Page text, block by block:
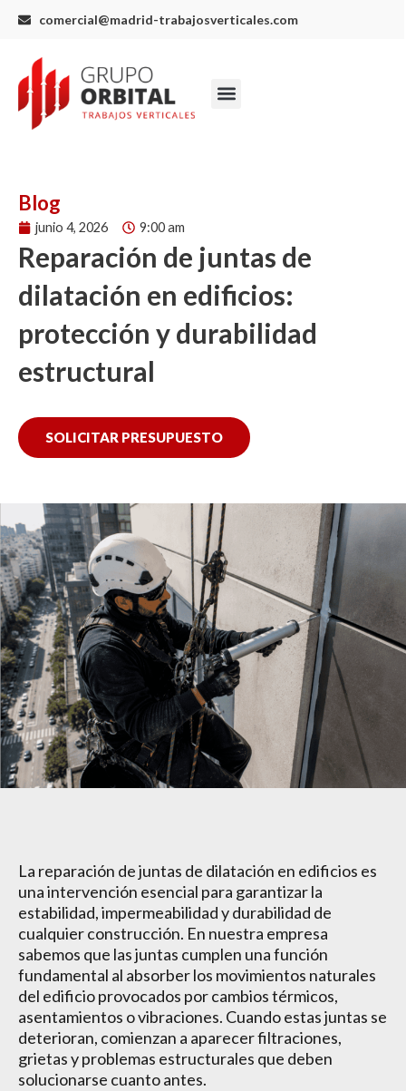
comercial@madrid-trabajosverticales.com
Menu
Blog
junio 4, 2026 9:00 am
Reparación de juntas de
dilatación en edificios:
protección y durabilidad
estructural
SOLICITAR PRESUPUESTO
La reparación de juntas de dilatación en edificios es
una intervención esencial para garantizar la
estabilidad, impermeabilidad y durabilidad de
cualquier construcción. En nuestra empresa
sabemos que las juntas cumplen una función
fundamental al absorber los movimientos naturales
del edificio provocados por cambios térmicos,
asentamientos o vibraciones. Cuando estas juntas se
deterioran, comienzan a aparecer filtraciones,
grietas y problemas estructurales que deben
solucionarse cuanto antes.